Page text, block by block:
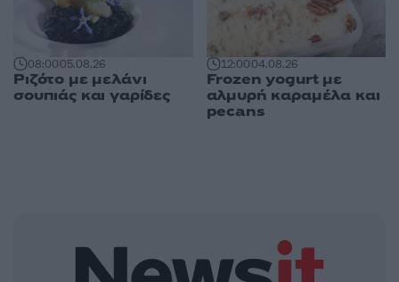
08:0005.08.26
Ριζότο με μελάνι
σουπιάς και γαρίδες
12:0004.08.26
Frozen yogurt με
αλμυρή καραμέλα και
pecans